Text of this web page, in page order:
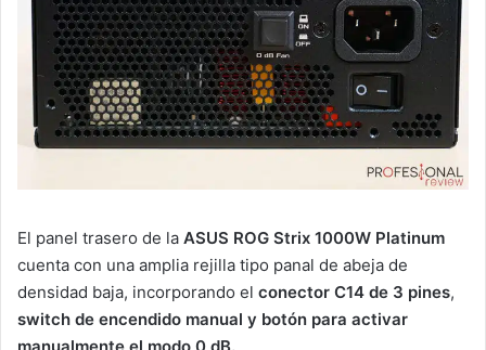
El panel trasero de la ASUS ROG Strix 1000W Platinum
cuenta con una amplia rejilla tipo panal de abeja de
densidad baja, incorporando el conector C14 de 3 pines,
switch de encendido manual y botón para activar
manualmente el modo 0 dB.